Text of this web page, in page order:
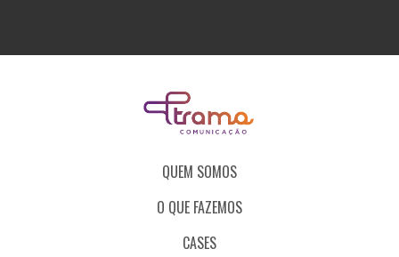
QUEM SOMOS
O QUE FAZEMOS
CASES